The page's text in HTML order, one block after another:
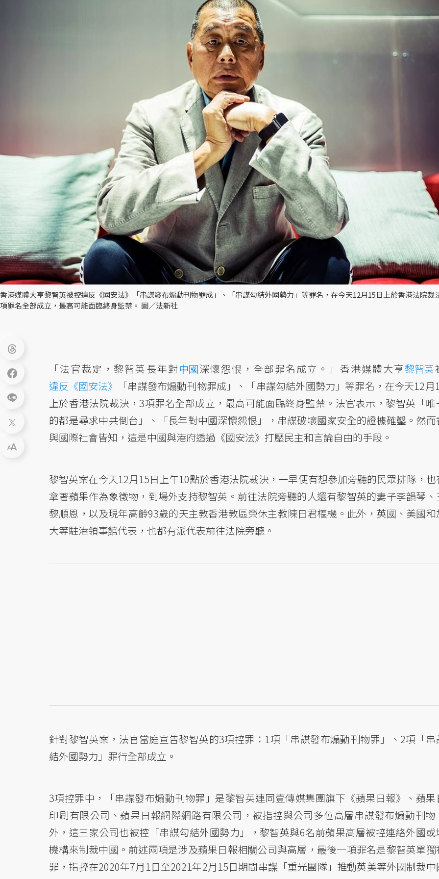
香港媒體大亨黎智英被控違反《國安法》「串謀發布煽動刊物罪成」、「串謀勾結外國勢力」等罪名，在今天12月15日上於香港法院裁
項罪名全部成立，最高可能面臨終身監禁。 圖／法新社
「法官裁定，黎智英長年對中國深懷怨恨，全部罪名成立。」香港媒體大亨黎智英
違反《國安法》
「串謀發布煽動刊物罪成」、「串謀勾結外國勢力」等罪名，在今天12月
上於香港法院裁決，3項罪名全部成立，最高可能面臨終身監禁。法官表示，黎智英「唯
的都是尋求中共倒台」、「長年對中國深懷怨恨」，串謀破壞國家安全的證據確鑿。然而
與國際社會皆知，這是中國與港府透過《國安法》打壓民主和言論自由的手段。
黎智英案在今天12月15日上午10點於香港法院裁決，一早便有想參加旁聽的民眾排隊，也
拿著蘋果作為象徵物，到場外支持黎智英。前往法院旁聽的人還有黎智英的妻子李韻琴、
黎順恩，以及現年高齡93歲的天主教香港教區榮休主教陳日君樞機。此外，英國、美國和
大等駐港領事館代表，也都有派代表前往法院旁聽。
針對黎智英案，法官當庭宣告黎智英的3項控罪：1項「串謀發布煽動刊物罪」、2項「串
結外國勢力」罪行全部成立。
3項控罪中，「串謀發布煽動刊物罪」是黎智英連同壹傳媒集團旗下《蘋果日報》、蘋果
印刷有限公司、蘋果日報網際網路有限公司，被指控與公司多位高層串謀發布煽動刊物
外，這三家公司也被控「串謀勾結外國勢力」，黎智英與6名前蘋果高層被控連絡外國或
機構來制裁中國。前述兩項是涉及蘋果日報相關公司與高層，最後一項罪名是黎智英單獨
罪，指控在2020年7月1日至2021年2月15日期間串謀「重光團隊」推動英美等外國制裁中